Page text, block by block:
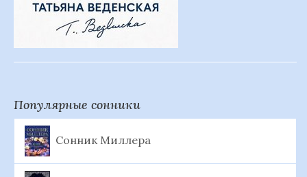
Популярные сонники
Сонник Миллера